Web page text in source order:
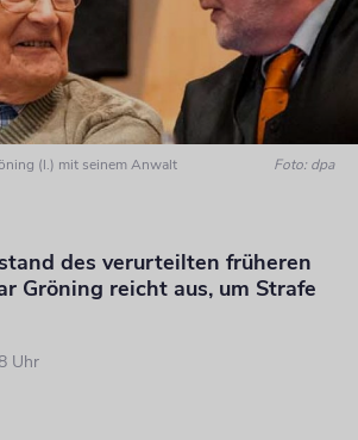
(l.) mit seinem Anwalt
Foto: dpa
des verurteilten früheren
Gröning reicht aus, um Strafe
Uhr